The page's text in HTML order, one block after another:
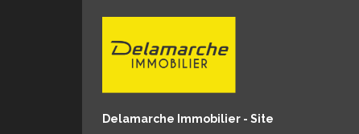
Delamarche Immobilier - Site